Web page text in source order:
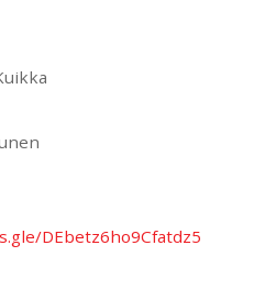
DEbetz6ho9Cfatdz5